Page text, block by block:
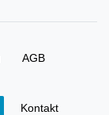
AGB
Kontakt